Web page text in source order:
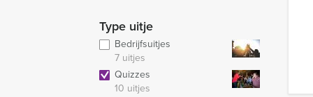
Type uitje
Bedrijfsuitjes
7 uitjes
Quizzes
10 uitjes